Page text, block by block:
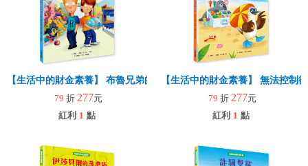
【生活中的財金素養】 布魯兄弟的存款奇蹟：用30元變百萬富翁
79 折 277元
紅利 1 點
【生活中的財金素養】 無法控制
79 折 277元
紅利 1 點